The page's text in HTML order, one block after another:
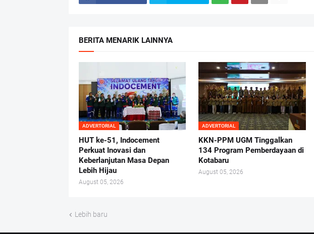
BERITA MENARIK LAINNYA
ADVERTORIAL
HUT ke-51, Indocement
Perkuat Inovasi dan
Keberlanjutan Masa Depan
Lebih Hijau
August 05, 2026
ADVERTORIAL
KKN-PPM UGM Tinggalkan
134 Program Pemberdayaan di
Kotabaru
August 05, 2026
Lebih baru